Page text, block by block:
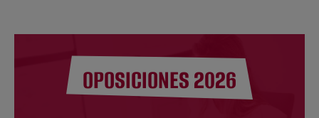
OPOSICIONES 2026